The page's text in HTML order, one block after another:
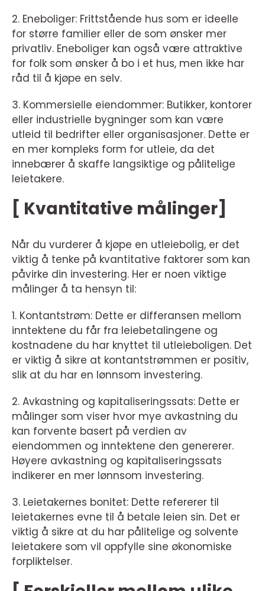
2. Eneboliger: Frittstående hus som er ideelle
for større familier eller de som ønsker mer
privatliv. Eneboliger kan også være attraktive
for folk som ønsker å bo i et hus, men ikke har
råd til å kjøpe en selv.
3. Kommersielle eiendommer: Butikker, kontorer
eller industrielle bygninger som kan være
utleid til bedrifter eller organisasjoner. Dette er
en mer kompleks form for utleie, da det
innebærer å skaffe langsiktige og pålitelige
leietakere.
[ Kvantitative målinger]
Når du vurderer å kjøpe en utleiebolig, er det
viktig å tenke på kvantitative faktorer som kan
påvirke din investering. Her er noen viktige
målinger å ta hensyn til:
1. Kontantstrøm: Dette er differansen mellom
inntektene du får fra leiebetalingene og
kostnadene du har knyttet til utleieboligen. Det
er viktig å sikre at kontantstrømmen er positiv,
slik at du har en lønnsom investering.
2. Avkastning og kapitaliseringssats: Dette er
målinger som viser hvor mye avkastning du
kan forvente basert på verdien av
eiendommen og inntektene den genererer.
Høyere avkastning og kapitaliseringssats
indikerer en mer lønnsom investering.
3. Leietakernes bonitet: Dette refererer til
leietakernes evne til å betale leien sin. Det er
viktig å sikre at du har pålitelige og solvente
leietakere som vil oppfylle sine økonomiske
forpliktelser.